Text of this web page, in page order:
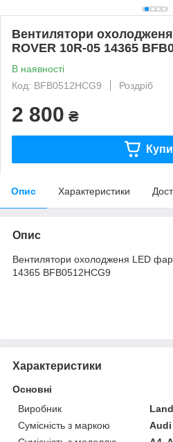
Вентилятори
ROVER 10R-05 14365
В наявності
Код: BFB0512HCG9
Роздріб
2 800 ₴
Опис Характеристики
Опис
Вентилятори охолодженя LED
14365 BFB0512HCG9
Характеристики
Основні
Виробник
Сумісність з маркою
Audi